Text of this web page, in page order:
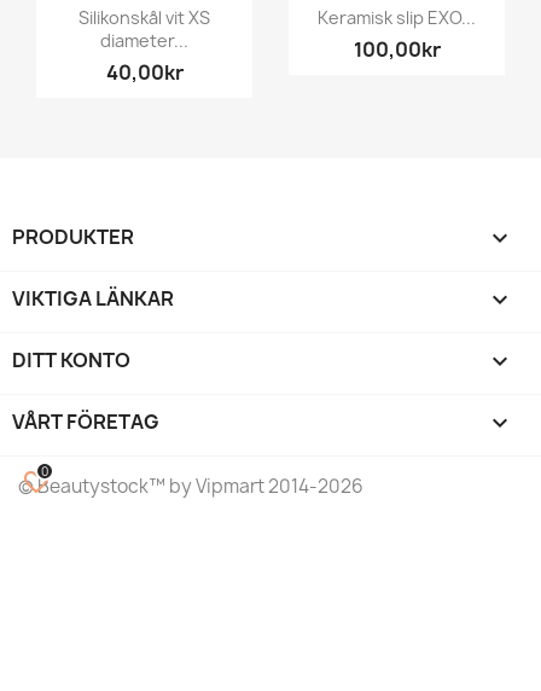
Silikonskål vit XS
diameter...
40,00kr
Keramisk slip EXO...
100,00kr
PRODUKTER 
VIKTIGA LÄNKAR 
DITT KONTO 
VÅRT FÖRETAG keyboard_arrow_down
©Beautystock™ by Vipmart 2014-2026
favorite_border
0